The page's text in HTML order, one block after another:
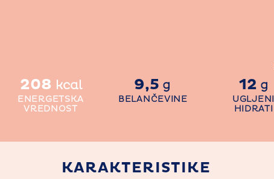
208 kcal
ENERGETSKA
VREDNOST
9,5 g
BELANČEVINE
12 g
UGLJENI
HIDRATI
KARAKTERISTIKE